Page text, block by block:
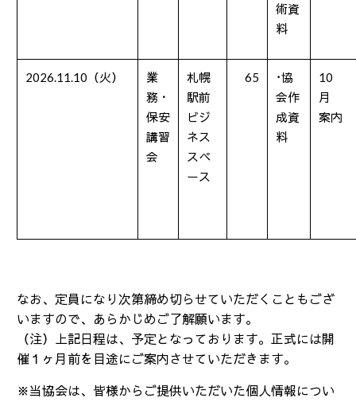
術資
料
2026.11.10（火）
業
務・
保安
講習
会
札幌
駅前
ビジ
ネス
スペ
ース
65
･協
会作
成資
料
10
月
案内
なお、定員になり次第締め切らせていただくこともござ
いますので、あらかじめご了解願います。
（注）上記日程は、予定となっております。正式には開
催１ヶ月前を目途にご案内させていただきます。
※当協会は、皆様からご提供いただいた個人情報につい